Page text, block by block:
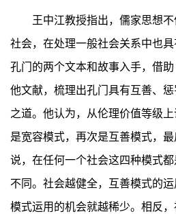
王中江教授指出，儒家思想不
社会，在处理一般社会关系中也
孔门的两个文本和故事入手，借
他文献，梳理出孔门具有互善、
之道。他认为，从伦理价值等级
是宽容模式，再次是互善模式，
说，在任何一个社会这四种模式
不同。社会越健全，互善模式的
模式运用的机会就越稀少。相反